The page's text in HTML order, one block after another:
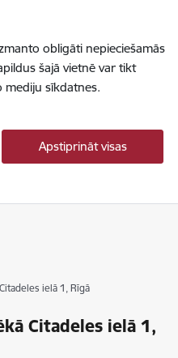
obligāti nepieciešamās
šajā vietnē var tikt
mediju sīkdatnes.
Apstiprināt visas
ielā 1, Rīgā
Citadeles ielā 1,